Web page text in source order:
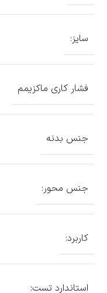
سایز:
فشار کاری ماکزیمم
جنس بدنه
جنس محور:
کاربرد:
استاندارد تست: